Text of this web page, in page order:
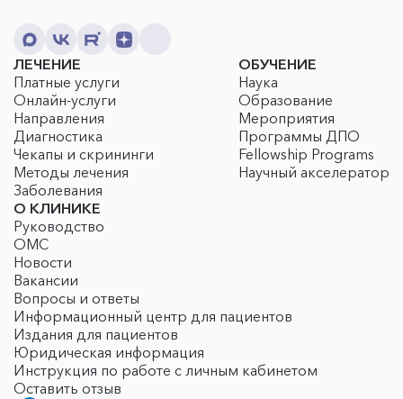
ЛЕЧЕНИЕ
Платные услуги
Онлайн-услуги
Направления
Диагностика
Чекапы и скрининги
Методы лечения
Заболевания
ОБУЧЕНИЕ
Наука
Образование
Мероприятия
Программы ДПО
Fellowship Programs
Научный акселератор
О КЛИНИКЕ
Руководство
ОМС
Новости
Вакансии
Вопросы и ответы
Информационный центр для пациентов
Издания для пациентов
Юридическая информация
Инструкция по работе с личным кабинетом
Оставить отзыв